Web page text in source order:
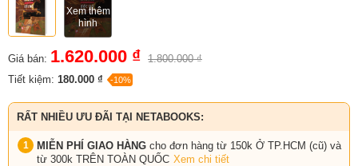
Xem thêm
hình
Giá bán: 1.620.000 ₫ 1.800.000 ₫
Tiết kiệm: 180.000 ₫ -10%
RẤT NHIỀU ƯU ĐÃI TẠI NETABOOKS:
MIỄN PHÍ GIAO HÀNG cho đơn hàng từ 150k Ở TP.HCM (cũ) và
từ 300k TRÊN TOÀN QUỐC Xem chi tiết